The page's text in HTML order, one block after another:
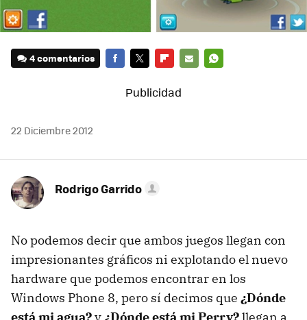
4 comentarios
MAIL
22 Diciembre 2012
Rodrigo Garrido
No podemos decir que ambos juegos llegan con
impresionantes gráficos ni explotando el nuevo
hardware que podemos encontrar en los
Windows Phone 8, pero sí decimos que ¿Dónde